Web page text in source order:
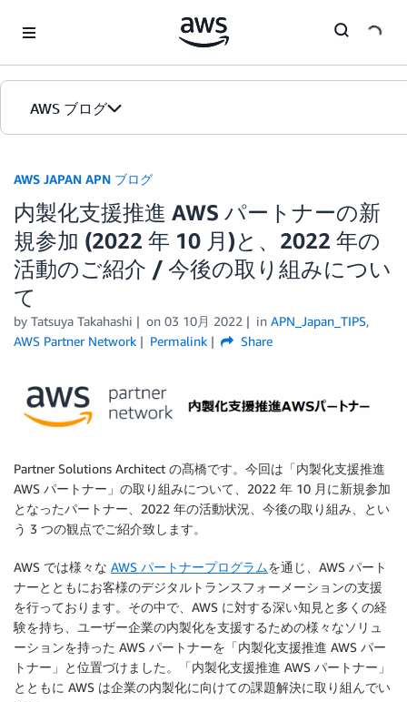
AWS ブログ
カテゴリ
エディション
AWS JAPAN APN ブログ
内製化支援推進 AWS パートナーの新
規参加 (2022 年 10 月)と、2022 年の
活動のご紹介 / 今後の取り組みについ
て
by Tatsuya Takahashi on 03 10月 2022 in APN_Japan_TIPS,
AWS Partner Network
Permalink Share
Partner Solutions Architect の髙橋です。今回は「内製化支援推進
AWS パートナー」の取り組みについて、2022 年 10 月に新規参加
となったパートナー、2022 年の活動状況、今後の取り組み、とい
う 3 つの観点でご紹介致します。
AWS では様々な AWS パートナープログラムを通じ、AWS パート
ナーとともにお客様のデジタルトランスフォーメーションの支援
を行っております。その中で、AWS に対する深い知見と多くの経
験を持ち、ユーザー企業の内製化を支援するための様々なソリュ
ーションを持った AWS パートナーを「内製化支援推進 AWS パー
トナー」と位置づけました。「内製化支援推進 AWS パートナー」
とともに AWS は企業の内製化に向けての課題解決に取り組んでい